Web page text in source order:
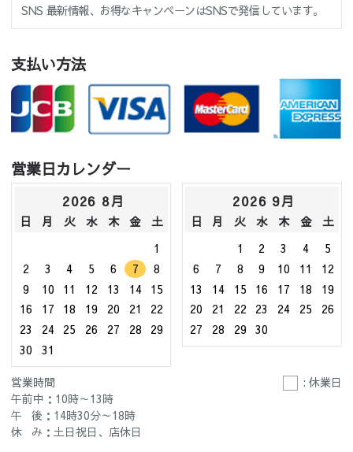
SNS 最新情報、お得なキャンペーンはSNSで発信しています。
支払い方法
営業日カレンダー
2026 8月
日 月 火 水 木 金
土
1
2
3 4 5 6 7
8
9
10 11 12 13 14
15
16
17 18 19 20 21
22
23
24 25 26 27 28
29
30
31
2026 9月
日 月 火 水 木 金
土
1
2 3 4
5
6
7 8 9 10 11
12
13
14 15 16 17 18
19
20
21 22 23 24 25
26
27
28 29 30
営業時間
: 休業日
午前中：10時～13時
午 後：14時30分～18時
休 み：土日祝日、店休日